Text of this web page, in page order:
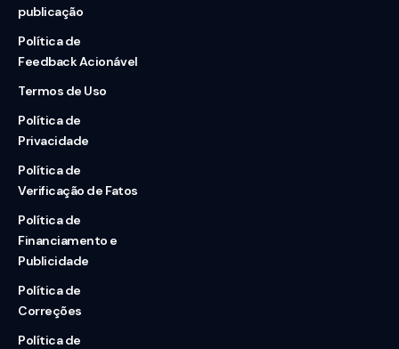
publicação
Política de
Feedback Acionável
Termos de Uso
Política de
Privacidade
Política de
Verificação de Fatos
Política de
Financiamento e
Publicidade
Política de
Correções
Política de